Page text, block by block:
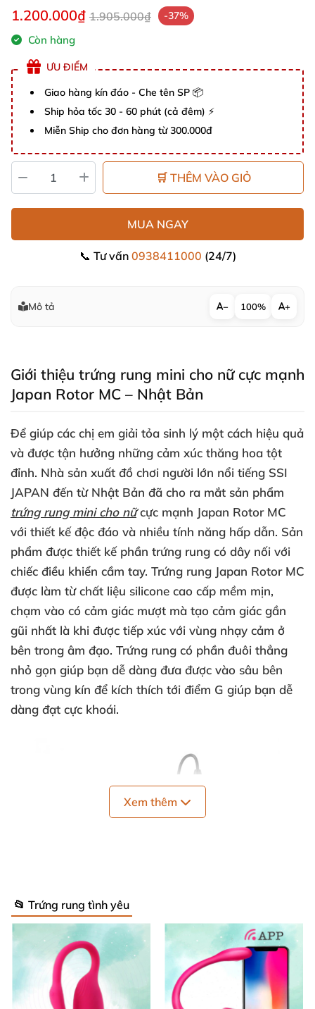
1.200.000₫ 1.905.000₫ -37%
Còn hàng
ƯU ĐIỂM
Giao hàng kín đáo - Che tên SP 📦
Ship hỏa tốc 30 - 60 phút (cả đêm) ⚡
Miễn Ship cho đơn hàng từ 300.000đ
🛒 THÊM VÀO GIỎ
MUA NGAY
📞 Tư vấn 0938411000 (24/7)
Mô tả − 100% +
Giới thiệu trứng rung mini cho nữ cực mạnh
Japan Rotor MC – Nhật Bản
Để giúp các chị em giải tỏa sinh lý một cách hiệu quả
và được tận hưởng những cảm xúc thăng hoa tột
đỉnh. Nhà sản xuất đồ chơi người lớn nổi tiếng SSI
JAPAN đến từ Nhật Bản đã cho ra mắt sản phẩm
trứng rung mini cho nữcực mạnh Japan Rotor MC
với thiết kế độc đáo và nhiều tính năng hấp dẫn. Sản
phẩm được thiết kế phần trứng rung có dây nối với
chiếc điều khiển cầm tay. Trứng rung Japan Rotor MC
được làm từ chất liệu silicone cao cấp mềm mịn,
chạm vào có cảm giác mượt mà tạo cảm giác gần
gũi nhất là khi được tiếp xúc với vùng nhạy cảm ở
bên trong âm đạo. Trứng rung có phần đuôi thẳng
nhỏ gọn giúp bạn dễ dàng đưa được vào sâu bên
trong vùng kín để kích thích tới điểm G giúp bạn dễ
dàng đạt cực khoái.
Xem thêm
📂 Trứng rung tình yêu